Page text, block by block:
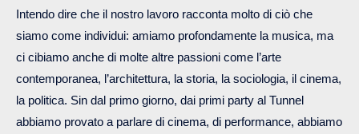
Intendo dire che il nostro lavoro racconta molto di ciò che
siamo come individui: amiamo profondamente la musica, ma
ci cibiamo anche di molte altre passioni come l’arte
contemporanea, l’architettura, la storia, la sociologia, il cinema,
la politica. Sin dal primo giorno, dai primi party al Tunnel
abbiamo provato a parlare di cinema, di performance, abbiamo